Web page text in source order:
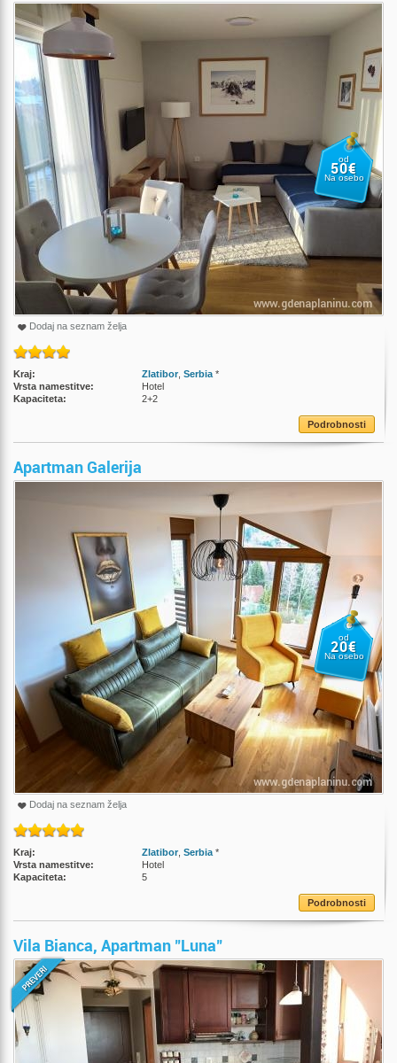
Dodaj na seznam želja
od
50€
Na osebo
Kraj: Zlatibor, Serbia *
Vrsta namestitve:
Hotel
Kapaciteta:
2+2
Podrobnosti
Apartman Galerija
Dodaj na seznam želja
od
20€
Na osebo
Kraj: Zlatibor, Serbia *
Vrsta namestitve:
Hotel
Kapaciteta:
5
Podrobnosti
Vila Bianca, Apartman "Luna"